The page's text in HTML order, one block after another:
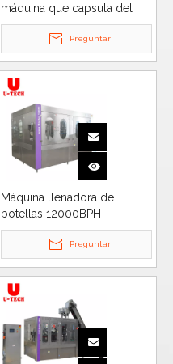
máquina que capsula del
llenado del lavado del agua
mineral de la botella
pequeña 15000BPH
Preguntar
Máquina llenadora de
botellas 12000BPH
Preguntar